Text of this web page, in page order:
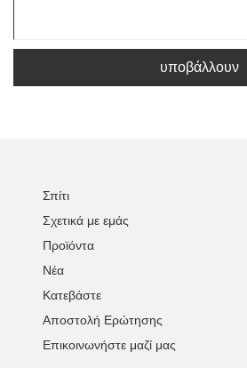
υποβάλλουν
Σπίτι
Σχετικά με εμάς
Προϊόντα
Νέα
Κατεβάστε
Αποστολή Ερώτησης
Επικοινωνήστε μαζί μας